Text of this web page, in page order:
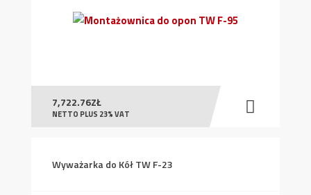
7,722.76ZŁ
NETTO PLUS 23% VAT
Wyważarka do Kół TW F-23